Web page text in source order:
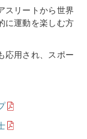
スリートから世界
に運動を楽しむ方
応用され、スポー